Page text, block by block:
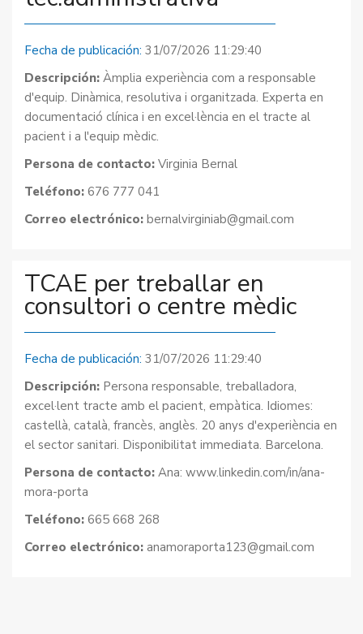
Fecha de publicación: 31/07/2026 11:29:40
Descripción: Àmplia experiència com a responsable
d'equip. Dinàmica, resolutiva i organitzada. Experta en
documentació clínica i en excel·lència en el tracte al
pacient i a l'equip mèdic.
Persona de contacto: Virginia Bernal
Teléfono: 676 777 041
Correo electrónico: bernalvirginiab@gmail.com
TCAE per treballar en
consultori o centre mèdic
Fecha de publicación: 31/07/2026 11:29:40
Descripción: Persona responsable, treballadora,
excel·lent tracte amb el pacient, empàtica. Idiomes:
castellà, català, francès, anglès. 20 anys d'experiència en
el sector sanitari. Disponibilitat immediata. Barcelona.
Persona de contacto: Ana: www.linkedin.com/in/ana-
mora-porta
Teléfono: 665 668 268
Correo electrónico: anamoraporta123@gmail.com